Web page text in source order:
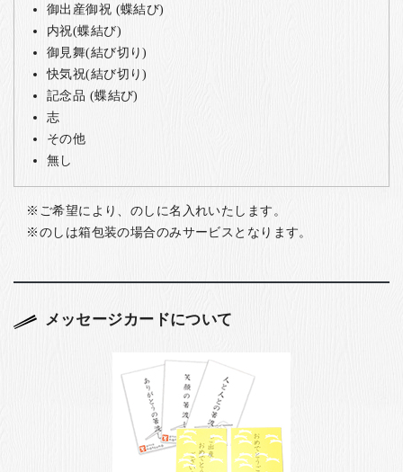
御出産御祝 (蝶結び)
内祝(蝶結び)
御見舞(結び切り)
快気祝(結び切り)
記念品 (蝶結び)
志
その他
無し
ご希望により、のしに名入れいたします。
のしは箱包装の場合のみサービスとなります。
メッセージカードについて